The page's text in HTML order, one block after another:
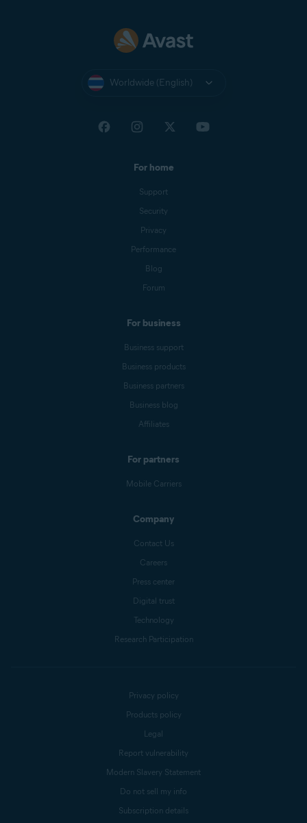
Worldwide (English)
For home
Support
Security
Privacy
Performance
Blog
Forum
For business
Business support
Business products
Business partners
Business blog
Affiliates
For partners
Mobile Carriers
Company
Contact Us
Careers
Press center
Digital trust
Technology
Research Participation
Privacy policy
Products policy
Legal
Report vulnerability
Modern Slavery Statement
Do not sell my info
Subscription details